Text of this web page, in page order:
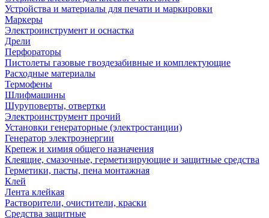
Устройства и материалы для печати и маркировки
Маркеры
Электроинструмент и оснастка
Дрели
Перфораторы
Пистолеты газовые гвоздезабивные и комплектующие
Расходные материалы
Термофены
Шлифмашины
Шуруповерты, отвертки
Электроинструмент прочий
Установки генераторные (электростанции)
Генератор электроэнергии
Крепеж и химия общего назначения
Клеящие, смазочные, герметизирующие и защитные средства
Герметики, пасты, пена монтажная
Клей
Лента клейкая
Растворители, очистители, краски
Средства защитные